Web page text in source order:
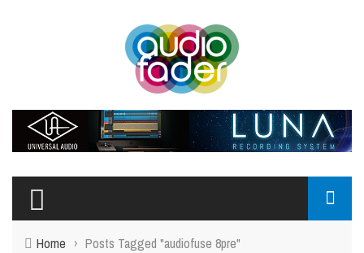
Home › Posts Tagged "audiofuse 8pre"